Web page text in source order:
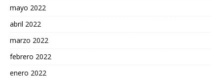
mayo 2022
abril 2022
marzo 2022
febrero 2022
enero 2022